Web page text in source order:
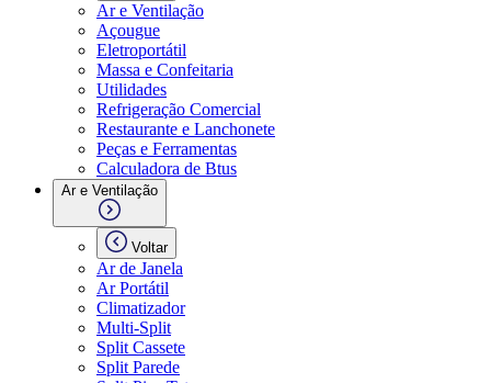
Ar e Ventilação
Açougue
Eletroportátil
Massa e Confeitaria
Utilidades
Refrigeração Comercial
Restaurante e Lanchonete
Peças e Ferramentas
Calculadora de Btus
Ar e Ventilação
Voltar
Ar de Janela
Ar Portátil
Climatizador
Multi-Split
Split Cassete
Split Parede